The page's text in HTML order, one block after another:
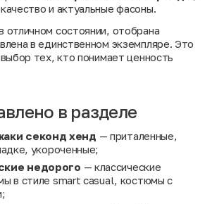
и актуальные фасоны.
состоянии, отобрана
в единственном экземпляре. Это
тех, кто понимает ценность
в разделе
секонд хенд — приталенные,
укороченные;
недорого — классические
в стиле smart casual, костюмы с